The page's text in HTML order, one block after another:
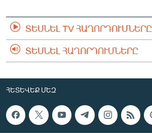
ՏԵՍՆԵԼ TV ՀԱՂՈՐԴՈՒՄՆԵՐԸ
ՏԵՍՆԵԼ ՀԱՂՈՐԴՈՒՄՆԵՐԸ
ՀԵՏԵՎԵՔ ՄԵԶ